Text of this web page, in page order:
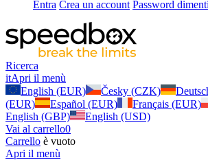
Entra Crea un account Password
Ricerca
itApri il menù
English (EUR)
Česky (CZK)
(EUR)
Español (EUR) Français (EUR)
English (GBP)
English (USD)
Vai al carrello0
Carrello è vuoto
Apri il menù